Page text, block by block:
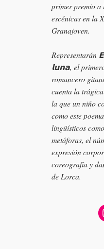
primer premio a
escénicas en la
Granajoven.
𝗹𝘂𝗻𝗮, el
romancero
cuenta la
la que un niño
como este
lingüísticos
metáforas, el
expresión
coreografía y
de Lorca.⁣